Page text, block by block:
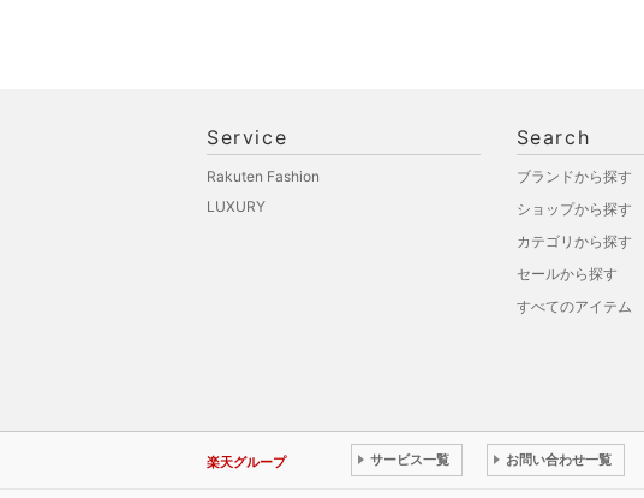
Service
Rakuten Fashion
LUXURY
Search
ブランドから探す
ショップから探す
カテゴリから探す
セールから探す
すべてのアイテム
楽天グループ サービス一覧 お問い合わせ一覧